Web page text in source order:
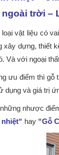
ngoài trời –
vật liệu có
xây dựng, thiết
Và với ngoại
ưu điểm thì
dụng và giá trị
nhược
nhiệt“ hay “Gỗ